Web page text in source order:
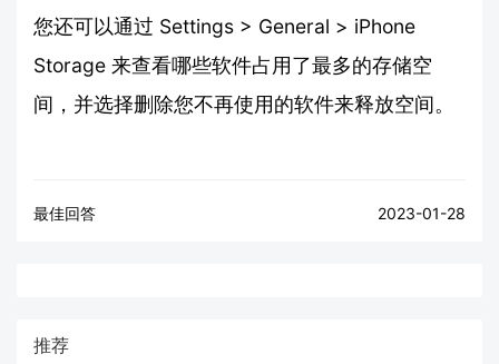
您还可以通过 Settings > General > iPhone
Storage 来查看哪些软件占用了最多的存储空
间，并选择删除您不再使用的软件来释放空间。
最佳回答 2023-01-28
推荐